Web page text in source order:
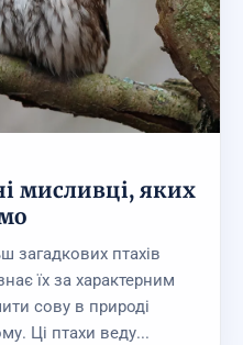
мисливці, яких
загадкових птахів
їх за характерним
сову в природі
Ці птахи веду...